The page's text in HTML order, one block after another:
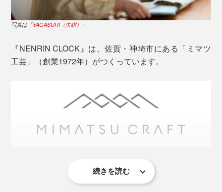
『NENRIN』の家具シリーズや、『M.SCOOP』でおな
杉の木は、年輪の真ん中周辺（芯材）は赤く、周り（辺
材）は白い特徴があります。
写真は「YAGASURI（矢絣） 」
『NENRIN CLOCK』は、佐賀・神埼市にある「ミマツ
工芸」（創業1972年）がつくっています。
続きを読む